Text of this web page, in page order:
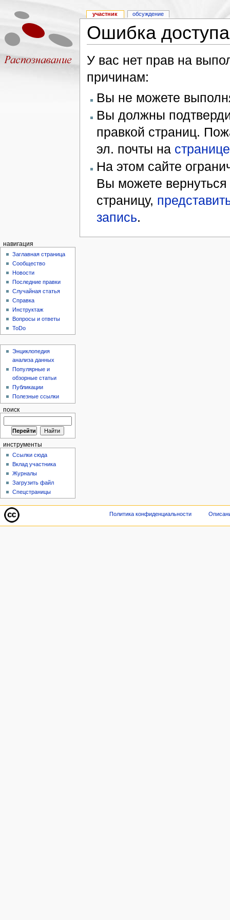
Ошибка доступа
У вас нет прав на
причинам:
Вы не можете
Вы должны
правкой страниц.
эл. почты на
На этом сайте
Вы можете
страницу,
запись.
участник обсуждение
навигация
Заглавная страница
Сообщество
Новости
Последние правки
Случайная статья
Справка
Инструктаж
Вопросы и ответы
ToDo
Энциклопедия
анализа данных
Популярные и
обзорные статьи
Публикации
Полезные ссылки
поиск
инструменты
Ссылки сюда
Вклад участника
Журналы
Загрузить файл
Спецстраницы
Политика конфиденциальности